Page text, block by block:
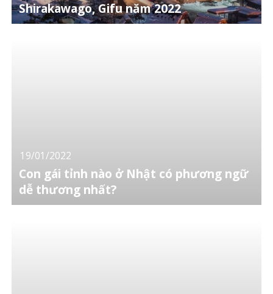
Shirakawago, Gifu năm 2022
19/01/2022
Con gái tỉnh nào ở Nhật có phương ngữ
dễ thương nhất?